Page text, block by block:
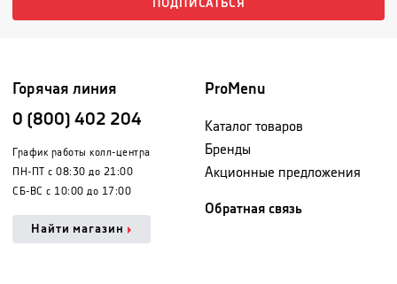
ПОДПИСАТЬСЯ
Горячая линия
0 (800) 402 204
График работы колл-центра
ПН-ПТ с 08:30 до 21:00
СБ-ВС с 10:00 до 17:00
Найти магазин
ProMenu
Каталог товаров
Бренды
Акционные предложения
Обратная связь